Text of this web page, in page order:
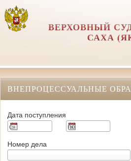
ВЕРХОВНЫЙ
САХА
ВНЕПРОЦЕССУАЛЬНЫЕ
Дата поступления
Номер дела